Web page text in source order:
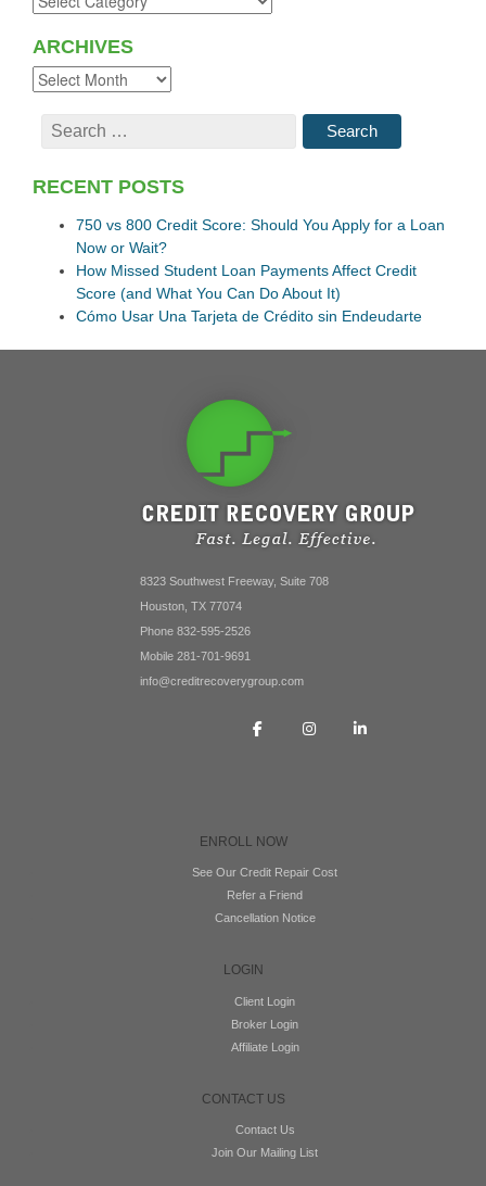
ARCHIVES
RECENT POSTS
750 vs 800 Credit Score: Should You Apply for a Loan
Now or Wait?
How Missed Student Loan Payments Affect Credit
Score (and What You Can Do About It)
Cómo Usar Una Tarjeta de Crédito sin Endeudarte
8323 Southwest Freeway, Suite 708
Houston, TX 77074
Phone 832-595-2526
Mobile 281-701-9691
info@creditrecoverygroup.com
ENROLL NOW
See Our Credit Repair Cost
Refer a Friend
Cancellation Notice
LOGIN
Client Login
Broker Login
Affiliate Login
CONTACT US
Contact Us
Join Our Mailing List